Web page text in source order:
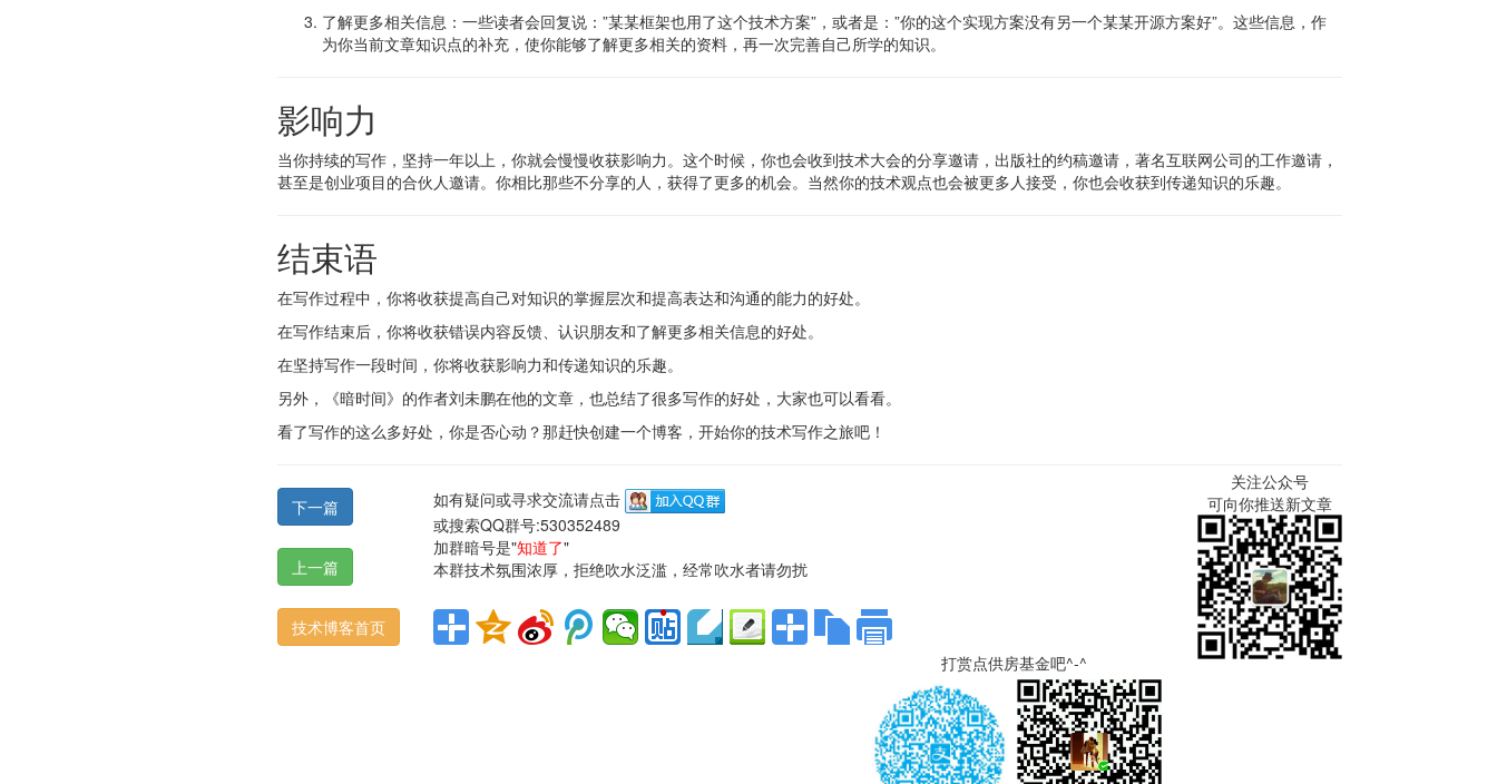
了解更多相关信息：一些读者会回复说：”某某框架也用了这个技术方案”，或者是：”你的这个实现方案没有另一个某某开源方案好”。这些信息，作
为你当前文章知识点的补充，使你能够了解更多相关的资料，再一次完善自己所学的知识。
影响力
当你持续的写作，坚持一年以上，你就会慢慢收获影响力。这个时候，你也会收到技术大会的分享邀请，出版社的约稿邀请，著名互联网公司的工作邀请，
甚至是创业项目的合伙人邀请。你相比那些不分享的人，获得了更多的机会。当然你的技术观点也会被更多人接受，你也会收获到传递知识的乐趣。
结束语
在写作过程中，你将收获提高自己对知识的掌握层次和提高表达和沟通的能力的好处。
在写作结束后，你将收获错误内容反馈、认识朋友和了解更多相关信息的好处。
在坚持写作一段时间，你将收获影响力和传递知识的乐趣。
另外，《暗时间》的作者刘未鹏在他的文章，也总结了很多写作的好处，大家也可以看看。
看了写作的这么多好处，你是否心动？那赶快创建一个博客，开始你的技术写作之旅吧！
下一篇
上一篇
技术博客首页
如有疑问或寻求交流请点击
或搜索QQ群号:530352489
加群暗号是"知道了"
本群技术氛围浓厚，拒绝吹水泛滥，经常吹水者请勿扰
关注公众号
可向你推送新文章
打赏点供房基金吧^-^